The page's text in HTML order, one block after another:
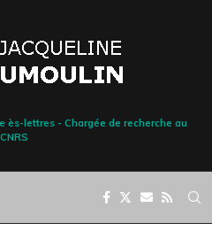
ès-lettres - Chargée de recherche au
CNRS